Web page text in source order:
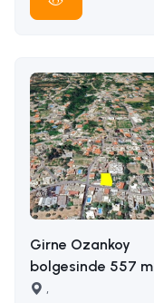
Girne Ozankoy
bolgesinde 557
satilik arsa
,